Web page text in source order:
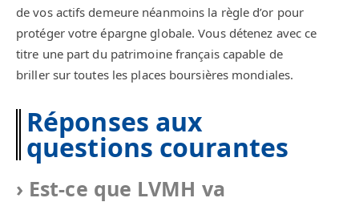
de vos actifs demeure néanmoins la règle d’or pour
protéger votre épargne globale. Vous détenez avec ce
titre une part du patrimoine français capable de
briller sur toutes les places boursières mondiales.
Réponses aux
questions courantes
Est-ce que LVMH va